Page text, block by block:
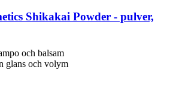
Shikakai Powder -​ pulver,
och balsam
glans och volym